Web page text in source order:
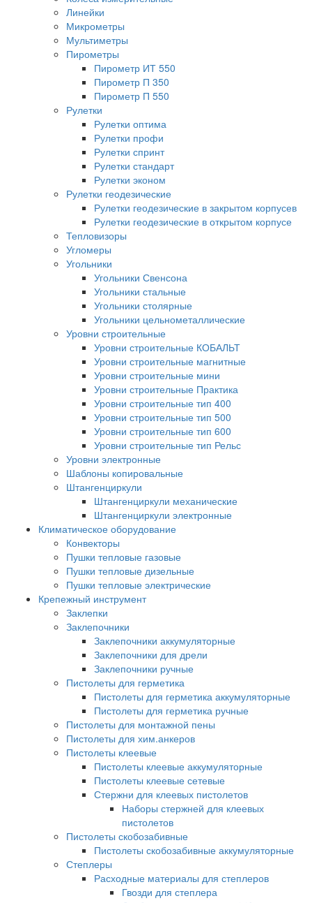
Линейки
Микрометры
Мультиметры
Пирометры
Пирометр ИТ 550
Пирометр П 350
Пирометр П 550
Рулетки
Рулетки оптима
Рулетки профи
Рулетки спринт
Рулетки стандарт
Рулетки эконом
Рулетки геодезические
Рулетки геодезические в закрытом корпусев
Рулетки геодезические в открытом корпусе
Тепловизоры
Угломеры
Угольники
Угольники Свенсона
Угольники стальные
Угольники столярные
Угольники цельнометаллические
Уровни строительные
Уровни строительные КОБАЛЬТ
Уровни строительные магнитные
Уровни строительные мини
Уровни строительные Практика
Уровни строительные тип 400
Уровни строительные тип 500
Уровни строительные тип 600
Уровни строительные тип Рельс
Уровни электронные
Шаблоны копировальные
Штангенциркули
Штангенциркули механические
Штангенциркули электронные
Климатическое оборудование
Конвекторы
Пушки тепловые газовые
Пушки тепловые дизельные
Пушки тепловые электрические
Крепежный инструмент
Заклепки
Заклепочники
Заклепочники аккумуляторные
Заклепочники для дрели
Заклепочники ручные
Пистолеты для герметика
Пистолеты для герметика аккумуляторные
Пистолеты для герметика ручные
Пистолеты для монтажной пены
Пистолеты для хим.анкеров
Пистолеты клеевые
Пистолеты клеевые аккумуляторные
Пистолеты клеевые сетевые
Стержни для клеевых пистолетов
Наборы стержней для клеевых
пистолетов
Пистолеты скобозабивные
Пистолеты скобозабивные аккумуляторные
Степлеры
Расходные материалы для степлеров
Гвозди для степлера